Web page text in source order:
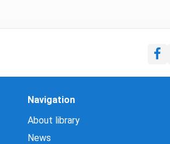
Navigation
About library
News